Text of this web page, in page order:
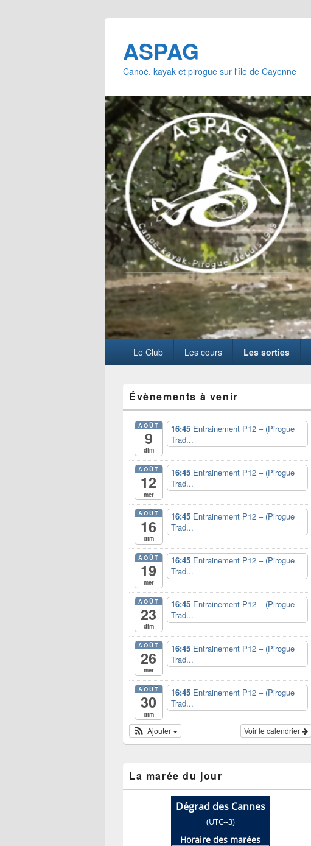
ASPAG
Canoë, kayak et pirogue sur l'île de Cayenne
principalLe Club Les cours Les sorties
principale
de
widget
pour
barre
latérale
Évènements à venir
AOÛT
9
dim
16:45 Entrainement P12 – (Pirogue
Trad...
AOÛT
12
mer
16:45 Entrainement P12 – (Pirogue
Trad...
AOÛT
16
dim
16:45 Entrainement P12 – (Pirogue
Trad...
AOÛT
19
mer
16:45 Entrainement P12 – (Pirogue
Trad...
AOÛT
23
dim
16:45 Entrainement P12 – (Pirogue
Trad...
AOÛT
26
mer
16:45 Entrainement P12 – (Pirogue
Trad...
AOÛT
30
dim
16:45 Entrainement P12 – (Pirogue
Trad...
Voir le calendrier
Ajouter
La marée du jour